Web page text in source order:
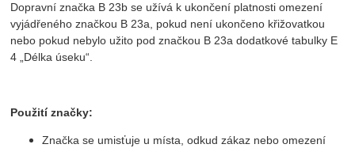
Dopravní značka B 23b se užívá k ukončení platnosti omezení
vyjádřeného značkou B 23a, pokud není ukončeno křižovatkou
nebo pokud nebylo užito pod značkou B 23a dodatkové tabulky E
4 „Délka úseku“.
Použití značky:
Značka se umisťuje u místa, odkud zákaz nebo omezení